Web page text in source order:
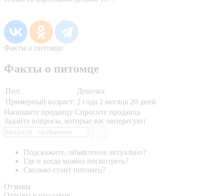
Факты о питомце
Факты о питомце
Пол:
Девочка
Примерный возраст: 2 года 2 месяца 20 дней
Напишите продавцу Спросите продавца
Задайте вопросы, которые вас интересуют
Подскажите, объявление актуально?
Где и когда можно посмотреть?
Сколько стоит питомец?
Отзывы